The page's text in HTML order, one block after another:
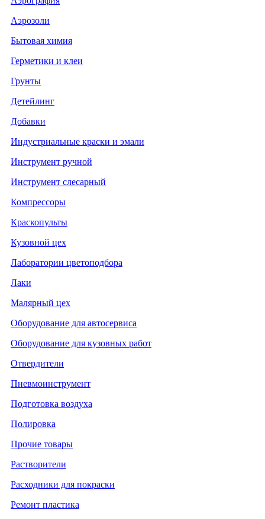
Аэрозоли
Бытовая химия
Герметики и клеи
Грунты
Детейлинг
Добавки
Индустриальные краски и эмали
Инструмент ручной
Инструмент слесарный
Компрессоры
Краскопульты
Кузовной цех
Лаборатории цветоподбора
Лаки
Малярный цех
Оборудование для автосервиса
Оборудование для кузовных работ
Отвердители
Пневмоинструмент
Подготовка воздуха
Полировка
Прочие товары
Растворители
Расходники для покраски
Ремонт пластика